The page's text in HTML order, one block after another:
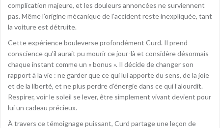
complication majeure, et les douleurs annoncées ne surviennent
pas. Même l’origine mécanique de l’accident reste inexpliquée, tant
la voiture est détruite.
Cette expérience bouleverse profondément Curd. Il prend
conscience qu’il aurait pu mourir ce jour-là et considère désormais
chaque instant comme un « bonus ». Il décide de changer son
rapport à la vie : ne garder que ce qui lui apporte du sens, de la joie
et de la liberté, et ne plus perdre d’énergie dans ce qui l’alourdit.
Respirer, voir le soleil se lever, être simplement vivant devient pour
lui un cadeau précieux.
À travers ce témoignage puissant, Curd partage une leçon de